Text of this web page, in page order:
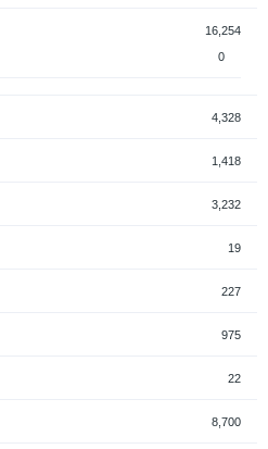
16,254
0
4,328
1,418
3,232
19
227
975
22
8,700